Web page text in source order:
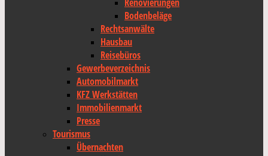
Bodenbeläge
Rechtsanwälte
Hausbau
Reisebüros
Gewerbeverzeichnis
Automobilmarkt
KFZ Werkstätten
Immobilienmarkt
Presse
Tourismus
Übernachten